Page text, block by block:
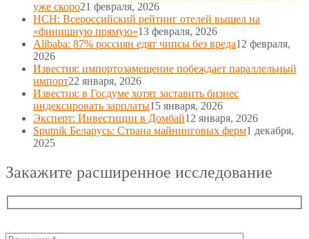
уже скоро21 февраля, 2026
НСН: Всероссийский рейтинг отелей вышел на
«финишную прямую»13 февраля, 2026
Alibaba: 87% россиян едят чипсы без вреда12 февраля,
2026
Известия: импортозамещение побеждает параллельный
импорт22 января, 2026
Известия: в Госдуме хотят заставить бизнес
индексировать зарплаты15 января, 2026
Эксперт: Инвестиции в Домбай12 января, 2026
Sputnik Беларусь: Страна майнинговых ферм1 декабря,
2025
Закажите расширенное исследование